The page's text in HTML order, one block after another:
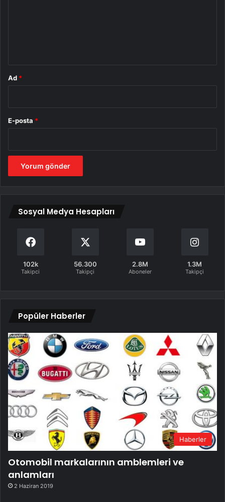
Ad *
E-posta *
Sosyal Medya Hesapları
102k
Takipci
56.300
Takipçi
2.8M
Aboneler
1.3M
Takipçi
Popüler Haberler
Haberler
Otomobil markalarının amblemleri ve
anlamları
2 Haziran 2019